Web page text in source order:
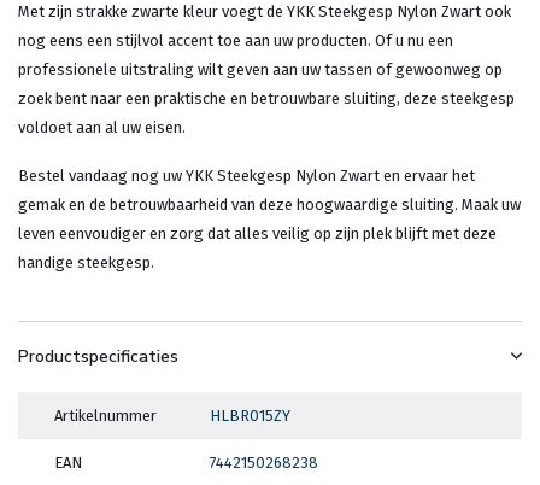
Met zijn strakke zwarte kleur voegt de YKK Steekgesp Nylon Zwart ook
nog eens een stijlvol accent toe aan uw producten. Of u nu een
professionele uitstraling wilt geven aan uw tassen of gewoonweg op
zoek bent naar een praktische en betrouwbare sluiting, deze steekgesp
voldoet aan al uw eisen.
Bestel vandaag nog uw YKK Steekgesp Nylon Zwart en ervaar het
gemak en de betrouwbaarheid van deze hoogwaardige sluiting. Maak uw
leven eenvoudiger en zorg dat alles veilig op zijn plek blijft met deze
handige steekgesp.
Productspecificaties
Artikelnummer HLBR015ZY
EAN 7442150268238